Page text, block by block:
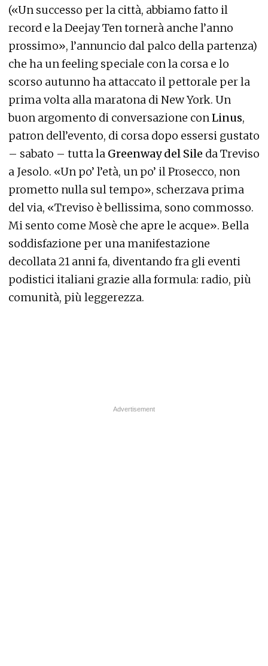
(«Un successo per la città, abbiamo fatto il
record e la Deejay Ten tornerà anche l’anno
prossimo», l’annuncio dal palco della partenza)
che ha un feeling speciale con la corsa e lo
scorso autunno ha attaccato il pettorale per la
prima volta alla maratona di New York. Un
buon argomento di conversazione conLinus,
patron dell’evento, di corsa dopo essersi gustato
– sabato – tutta la Greenway del Sile da Treviso
a Jesolo. «Un po’ l’età, un po’ il Prosecco, non
prometto nulla sul tempo», scherzava prima
del via, «Treviso è bellissima, sono commosso.
Mi sento come Mosè che apre le acque». Bella
soddisfazione per una manifestazione
decollata 21 anni fa, diventando fra gli eventi
podistici italiani grazie alla formula: radio, più
comunità, più leggerezza.